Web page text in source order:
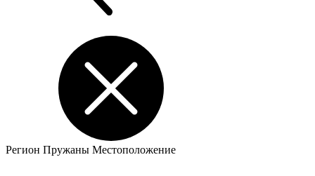
Регион Пружаны Местоположение